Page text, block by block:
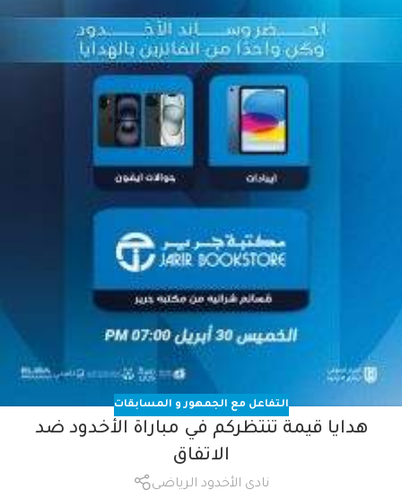
التفاعل مع الجمهور و المسابقات
هدايا قيمة تنتظركم في مباراة الأخدود ضد
الاتفاق
نادي الأخدود الرياضي